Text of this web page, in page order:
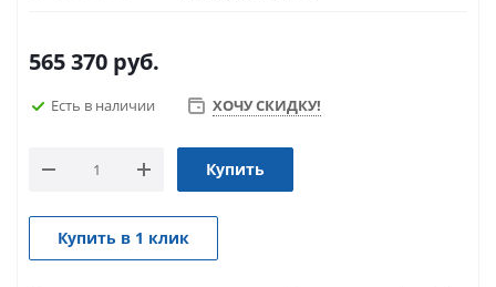
565 370 руб.
Есть в наличии ХОЧУ СКИДКУ!
Купить
Купить в 1 клик